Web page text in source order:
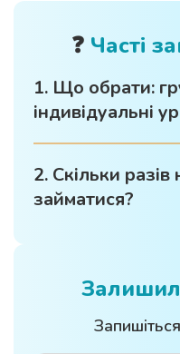
❓ Часті
1. Що обрати:
індивідуальні
2. Скільки
займатися?